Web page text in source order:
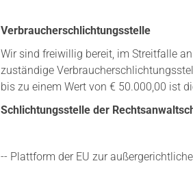
Verbraucherschlichtungsstelle
Wir sind freiwillig bereit, im Streitfalle
zuständige
bis zu einem Wert von € 50.000,00 ist
Schlichtungsstelle der
-- Plattform der EU zur